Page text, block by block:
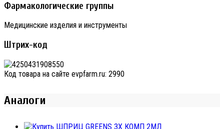
Фармакологические группы
Медицинские изделия и инструменты
Штрих-код
Код товара на сайте evpfarm.ru: 2990
Аналоги